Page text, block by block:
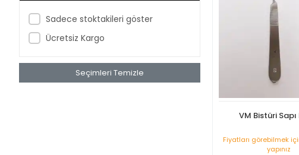
Sadece stoktakileri göster
Ücretsiz Kargo
Seçimleri Temizle
VM Bistüri Sapı
Fiyatları görebilmek
yapınız